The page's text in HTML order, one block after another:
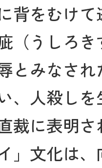
背をむけ
（うしろ
とみなさ
、人殺し
裁に表明
」文化は